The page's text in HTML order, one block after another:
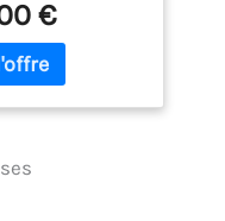
du terrain et les
Réglage
la chaîne grâce
€